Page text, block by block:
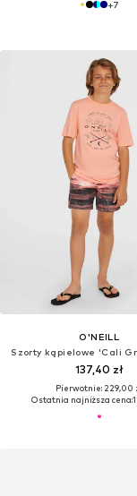
+7
O'NEILL
Szorty kąpielowe 'Cali
137,40 zł
Pierwotnie: 229,00
Ostatnia najniższa cena: